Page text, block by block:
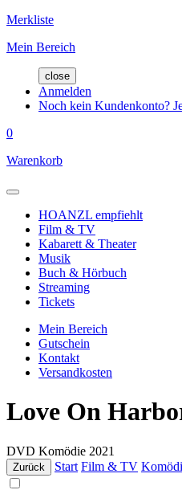
Merkliste
Mein Bereich
close
Anmelden
Noch kein Kundenkonto?
0
Warenkorb
HOANZL empfiehlt
Film & TV
Kabarett & Theater
Musik
Buch & Hörbuch
Streaming
Tickets
Mein Bereich
Gutschein
Kontakt
Versandkosten
Love On
DVD Komödie 2021
Zurück Start Film & TV